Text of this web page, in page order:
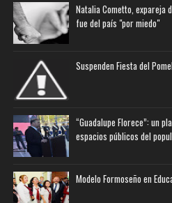
Natalia Cometto, expareja
fue del país "por miedo"
Suspenden Fiesta del
“Guadalupe Florece”: un
espacios públicos del
Modelo Formoseño en